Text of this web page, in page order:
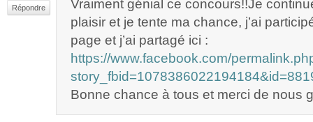
Répondre
Vraiment génial ce concours!!Je
plaisir et je tente ma chance, j’ai
page et j’ai partagé ici :
https://www.facebook.com/
Bonne chance à tous et merci de nous